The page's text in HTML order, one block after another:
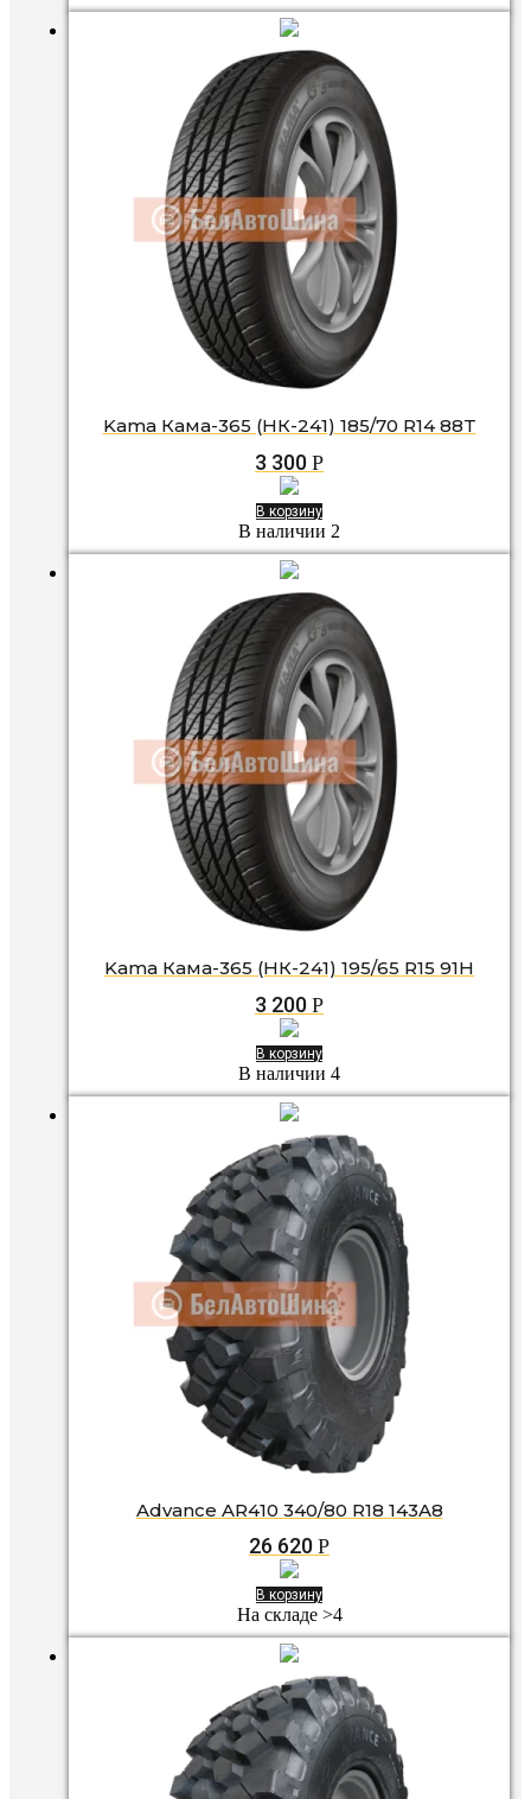
Kama Кама-365 (НК-241) 185/70 R14 88T
3 300 Р
В корзину
В наличии 2
Kama Кама-365 (НК-241) 195/65 R15 91H
3 200 Р
В корзину
В наличии 4
Advance AR410 340/80 R18 143A8
26 620 Р
В корзину
На складе >4